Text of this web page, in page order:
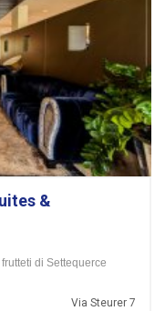
&
di Settequerce
Via Steurer 7